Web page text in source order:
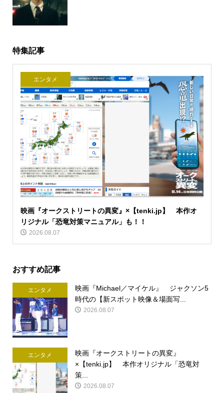
特集記事
エンタメ
映画『オークストリートの異変』×【tenki.jp】 本作オ
リジナル「恐竜対策マニュアル」も！！
2026.08.07
おすすめ記事
エンタメ
映画『Michael／マイケル』 ジャクソン5
時代の【新スポット映像＆場面写...
2026.08.07
エンタメ
映画『オークストリートの異変』
×【tenki.jp】 本作オリジナル「恐竜対
策...
2026.08.07